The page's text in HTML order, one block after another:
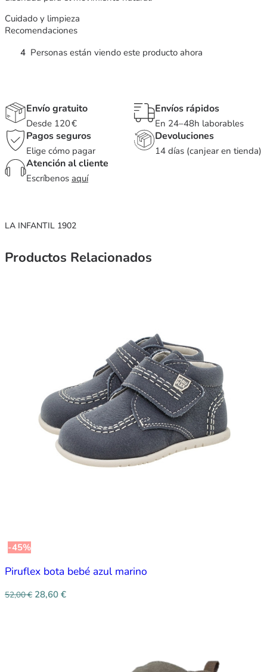
Cuidado y limpieza
Recomendaciones
4 Personas están viendo este producto ahora
Envío gratuito
Desde 120 €
Envíos rápidos
En 24–48h laborables
Pagos seguros
Elige cómo pagar
Devoluciones
14 días (canjear en tienda)
Atención al cliente
Escríbenos aquí
LA INFANTIL 1902
Productos Relacionados
-45%
Piruflex bota bebé azul marino
52,00€ 28,60 €